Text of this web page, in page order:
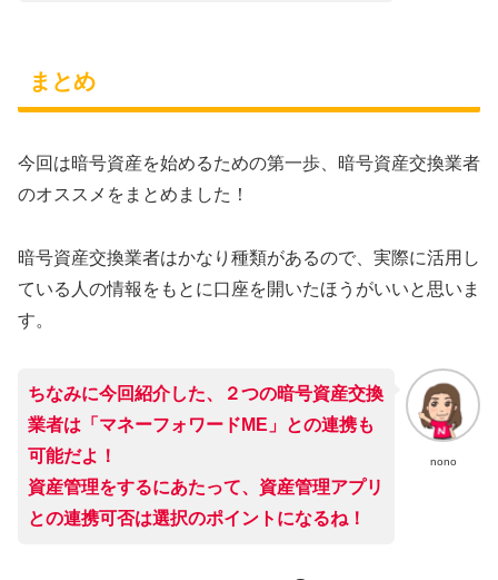
まとめ
今回は暗号資産を始めるための第一歩、暗号資産交換業者
のオススメをまとめました！
暗号資産交換業者はかなり種類があるので、実際に活用し
ている人の情報をもとに口座を開いたほうがいいと思いま
す。
nono
ちなみに今回紹介した、２つの暗号資産交換
業者は「マネーフォワードME」との連携も
可能だよ！
資産管理をするにあたって、資産管理アプリ
との連携可否は選択のポイントになるね！